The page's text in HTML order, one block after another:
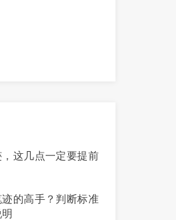
这几点一定要提前
的高手？判断标准